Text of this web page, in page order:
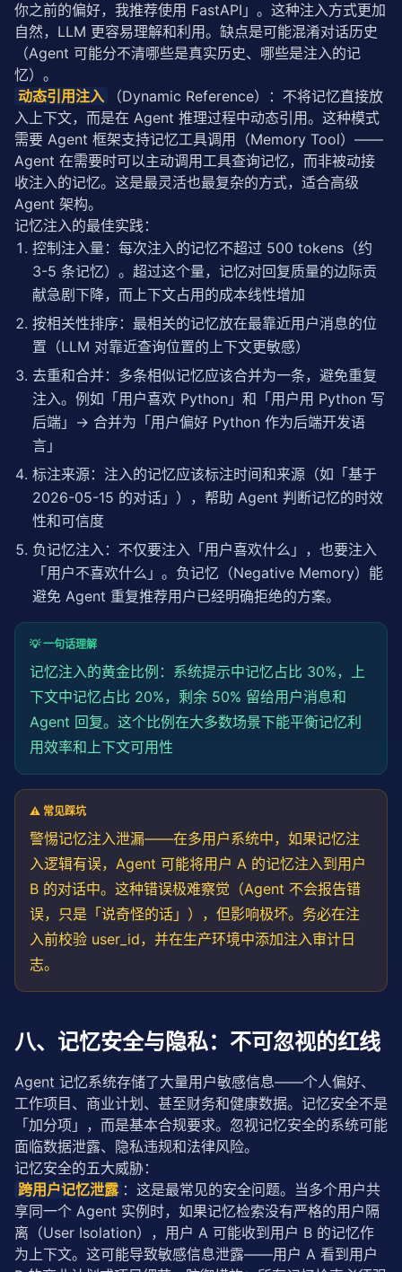
你之前的偏好，我推荐使用 FastAPI」。这种注入方式更加
自然，LLM 更容易理解和利用。缺点是可能混淆对话历史
（Agent 可能分不清哪些是真实历史、哪些是注入的记
忆）。
动态引用注入
（Dynamic Reference）：不将记忆直接放
入上下文，而是在 Agent 推理过程中动态引用。这种模式
需要 Agent 框架支持记忆工具调用（Memory Tool）——
Agent 在需要时可以主动调用工具查询记忆，而非被动接
收注入的记忆。这是最灵活也最复杂的方式，适合高级
Agent 架构。
记忆注入的最佳实践：
控制注入量：每次注入的记忆不超过 500 tokens（约
3-5 条记忆）。超过这个量，记忆对回复质量的边际贡
献急剧下降，而上下文占用的成本线性增加
按相关性排序：最相关的记忆放在最靠近用户消息的位
置（LLM 对靠近查询位置的上下文更敏感）
去重和合并：多条相似记忆应该合并为一条，避免重复
注入。例如「用户喜欢 Python」和「用户用 Python 写
后端」→ 合并为「用户偏好 Python 作为后端开发语
言」
标注来源：注入的记忆应该标注时间和来源（如「基于
2026-05-15 的对话」），帮助 Agent 判断记忆的时效
性和可信度
负记忆注入：不仅要注入「用户喜欢什么」，也要注入
「用户不喜欢什么」。负记忆（Negative Memory）能
避免 Agent 重复推荐用户已经明确拒绝的方案。
💡 一句话理解
记忆注入的黄金比例：系统提示中记忆占比 30%，上
下文中记忆占比 20%，剩余 50% 留给用户消息和
Agent 回复。这个比例在大多数场景下能平衡记忆利
用效率和上下文可用性
⚠️ 常见踩坑
警惕记忆注入泄漏——在多用户系统中，如果记忆注
入逻辑有误，Agent 可能将用户 A 的记忆注入到用户
B 的对话中。这种错误极难察觉（Agent 不会报告错
误，只是「说奇怪的话」），但影响极坏。务必在注
入前校验 user_id，并在生产环境中添加注入审计日
志。
八、记忆安全与隐私：不可忽视的红线
Agent 记忆系统存储了大量用户敏感信息——个人偏好、
工作项目、商业计划、甚至财务和健康数据。记忆安全不是
「加分项」，而是基本合规要求。忽视记忆安全的系统可能
面临数据泄露、隐私违规和法律风险。
记忆安全的五大威胁：
跨用户记忆泄露 ：这是最常见的安全问题。当多个用户共
享同一个 Agent 实例时，如果记忆检索没有严格的用户隔
离（User Isolation），用户 A 可能收到用户 B 的记忆作
为上下文。这可能导致敏感信息泄露——用户 A 看到用户